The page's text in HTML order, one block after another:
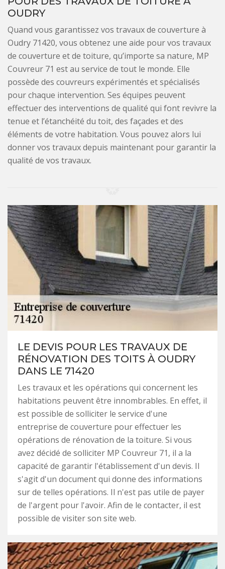
OUDRY
Quand vous garantissez vos travaux de couverture à
Oudry 71420, vous obtenez une aide pour vos travaux
de couverture et de toiture, qu’importe sa nature, MP
Couvreur 71 est au service de tout le monde. Elle
possède des couvreurs expérimentés et spécialisés
pour chaque intervention. Ses équipes peuvent
effectuer des interventions de qualité qui font revivre la
tenue et l’étanchéité du toit, des façades et des
éléments de votre habitation. Vous pouvez alors lui
donner vos travaux depuis maintenant pour garantir la
qualité de vos travaux.
LE DEVIS POUR LES TRAVAUX DE
RÉNOVATION DES TOITS À OUDRY
DANS LE 71420
Les travaux et les opérations qui concernent les
habitations peuvent être innombrables. En effet, il
est possible de solliciter le service d'une
entreprise de couverture pour effectuer les
opérations de rénovation de la toiture. Si vous
avez décidé de solliciter MP Couvreur 71, il a la
capacité de garantir l'établissement d'un devis. Il
s'agit d'un document qui donne des informations
sur de telles opérations. Il n'est pas utile de payer
de l'argent pour l'avoir. Afin de le contacter, il est
possible de visiter son site web.